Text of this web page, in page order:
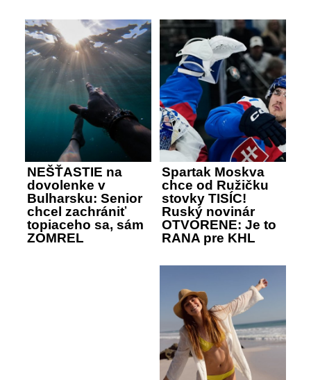
NEŠŤASTIE na
dovolenke v
Bulharsku: Senior
chcel zachrániť
topiaceho sa, sám
ZOMREL
Spartak Moskva
chce od Ružičku
stovky TISÍC!
Ruský novinár
OTVORENE: Je to
RANA pre KHL